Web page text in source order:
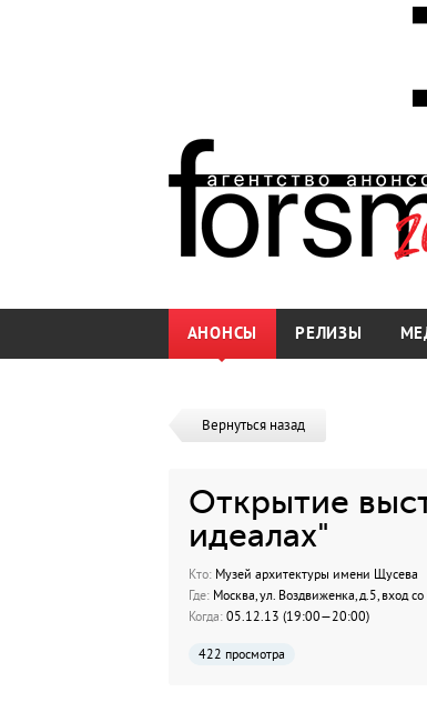
АНОНСЫ РЕЛИЗЫ
Вернуться назад
Открытие
идеалах"
Кто:Музей архитектуры имени Щусева
Где:Москва, ул. Воздвиженка, д.5, вход со
Когда:05.12.13 (19:00—20:00)
422 просмотра